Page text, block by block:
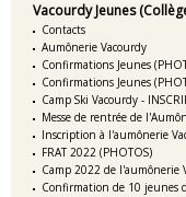
Vacourdy Jeunes
Contacts
Aumônerie Vacourdy
Confirmations Jeunes
Confirmations Jeunes
Camp Ski Vacourdy -
Messe de rentrée de
Inscription à l'aumônerie
FRAT 2022 (PHOTOS)
Camp 2022 de l'aumônerie
Confirmation de 10 jeunes